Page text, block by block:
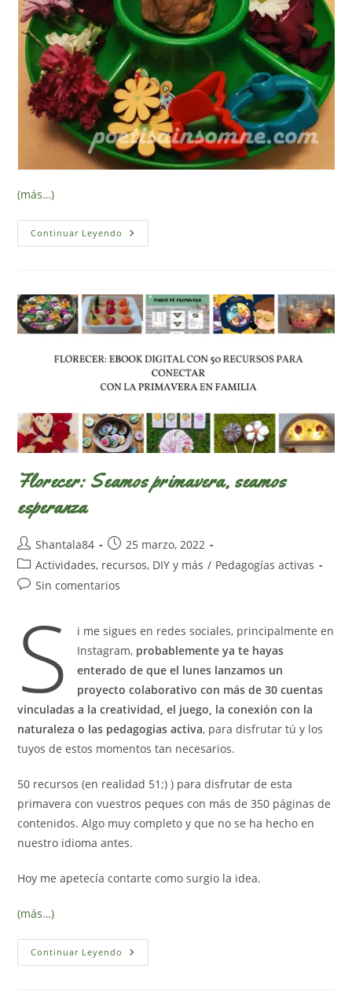
(más…)
Continuar Leyendo
Propuestas
Reggio
Emilia)
Florecer: Seamos primavera, seamos
esperanza
Autor
de
la
entrada:
Shantala84
Publicación
de
entrada:
25 marzo, 2022
Categoría
de
Actividades, recursos, DIY y más / Pedagogías activas
Comentarios
entrada:
Sin comentarios
S
i me sigues en redes sociales, principalmente en
Instagram, probablemente ya te hayas
enterado de que el lunes lanzamos un
proyecto colaborativo con más de 30 cuentas
vinculadas a la creatividad, el juego, la conexión con la
naturaleza o las pedagogias activa, para disfrutar tú y los
tuyos de estos momentos tan necesarios.
50 recursos (en realidad 51;) ) para disfrutar de esta
primavera con vuestros peques con más de 350 páginas de
contenidos. Algo muy completo y que no se ha hecho en
nuestro idioma antes.
Hoy me apetecía contarte como surgio la idea.
(más…)
Continuar Leyendo Florecer:
Seamos